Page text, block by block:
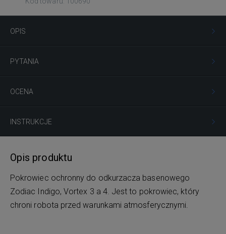
OPIS
PYTANIA
OCENA
INSTRUKCJE
Opis produktu
Pokrowiec ochronny do odkurzacza basenowego
Zodiac Indigo, Vortex 3 a 4. Jest to pokrowiec, który
chroni robota przed warunkami atmosferycznymi.